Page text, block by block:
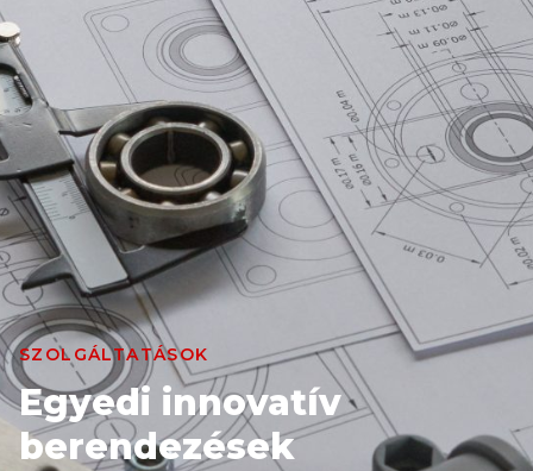
SZOLGÁLTATÁSOK
Egyedi innovatív
berendezések